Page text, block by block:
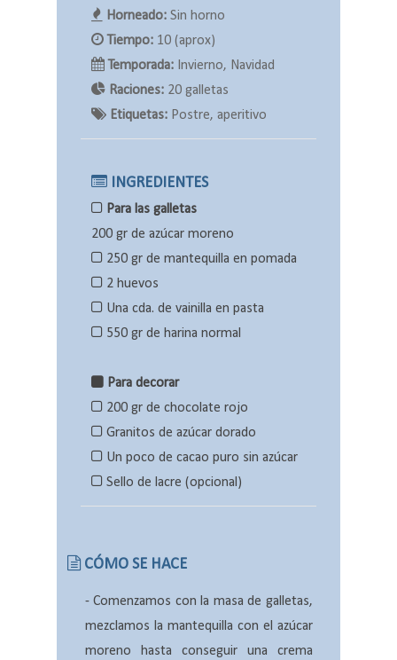
Horneado: Sin horno
Tiempo: 10 (aprox)
Temporada: Invierno, Navidad
Raciones: 20 galletas
Etiquetas: Postre, aperitivo
INGREDIENTES
Para las galletas
200 gr de azúcar moreno
250 gr de mantequilla en pomada
2 huevos
Una cda. de vainilla en pasta
550 gr de harina normal
Para decorar
200 gr de chocolate rojo
Granitos de azúcar dorado
Un poco de cacao puro sin azúcar
Sello de lacre (opcional)
CÓMO SE HACE
- Comenzamos con la masa de galletas,
mezclamos la mantequilla con el azúcar
moreno hasta conseguir una crema